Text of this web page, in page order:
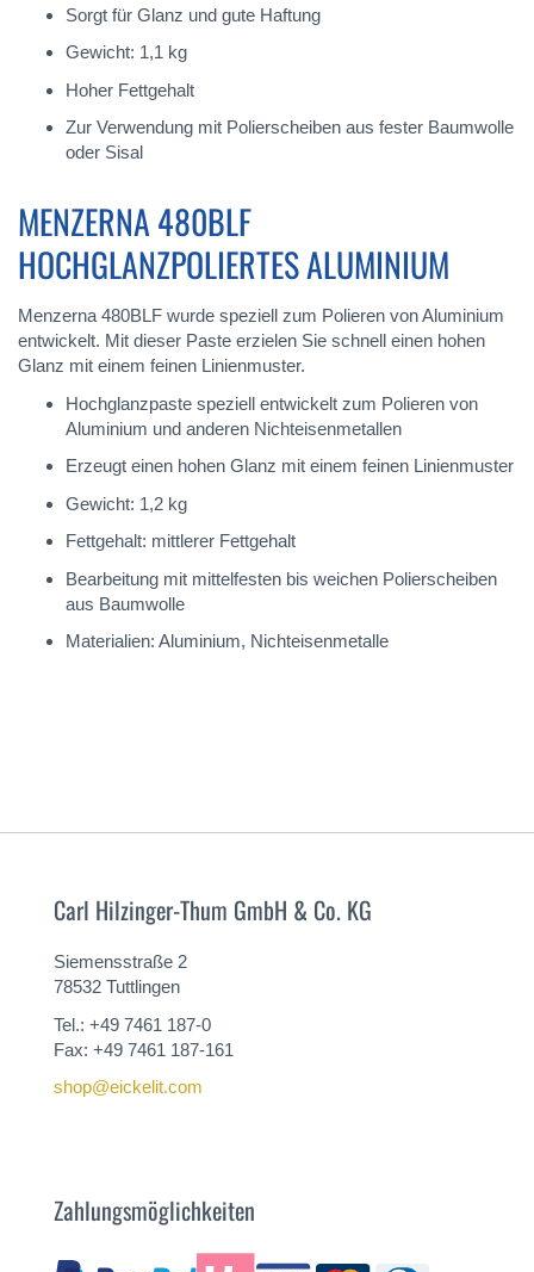
Sorgt für Glanz und gute Haftung
Gewicht: 1,1 kg
Hoher Fettgehalt
Zur Verwendung mit Polierscheiben aus fester Baumwolle
oder Sisal
MENZERNA 480BLF
HOCHGLANZPOLIERTES ALUMINIUM
Menzerna 480BLF wurde speziell zum Polieren von Aluminium
entwickelt. Mit dieser Paste erzielen Sie schnell einen hohen
Glanz mit einem feinen Linienmuster.
Hochglanzpaste speziell entwickelt zum Polieren von
Aluminium und anderen Nichteisenmetallen
Erzeugt einen hohen Glanz mit einem feinen Linienmuster
Gewicht: 1,2 kg
Fettgehalt: mittlerer Fettgehalt
Bearbeitung mit mittelfesten bis weichen Polierscheiben
aus Baumwolle
Materialien: Aluminium, Nichteisenmetalle
Carl Hilzinger-Thum GmbH & Co. KG
Siemensstraße 2
78532 Tuttlingen
Tel.: +49 7461 187-0
Fax: +49 7461 187-161
shop@eickelit.com
Zahlungsmöglichkeiten